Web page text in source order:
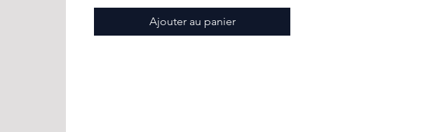
Une histoire attachante à lire seul pour
découvrir le son /eu/ de manière intuitive et
Ajouter au panier